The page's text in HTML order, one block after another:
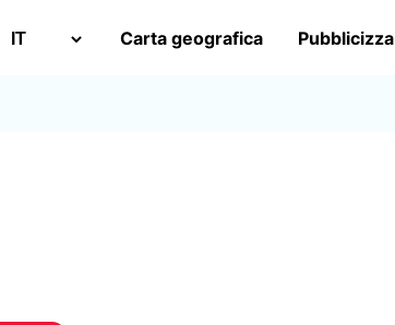
Carta geografica Pubblicizza